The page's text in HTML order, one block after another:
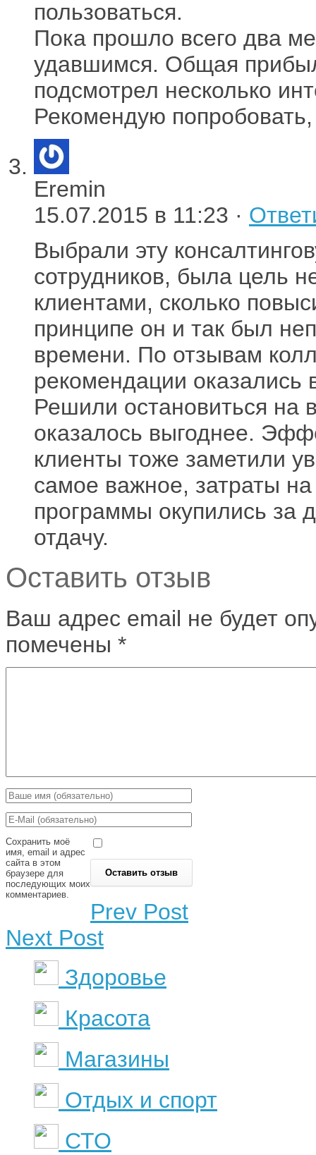
пользоваться.
Пока прошло всего два
удавшимся. Общая
подсмотрел несколько
Рекомендую
Eremin
15.07.2015 в 11:23 ·
Выбрали эту
сотрудников, была цель
клиентами, сколько
принципе он и так был
времени. По отзывам
рекомендации оказались
Решили остановиться на
оказалось выгоднее.
клиенты тоже заметили
самое важное, затраты
программы окупились за
отдачу.
Оставить отзыв
Ваш адрес email не будет
помечены *
Сохранить моё
имя, email и адрес
сайта в этом
браузере для
последующих моих
комментариев.
Prev Post
Next Post
Здоровье
Красота
Магазины
Отдых и спорт
СТО